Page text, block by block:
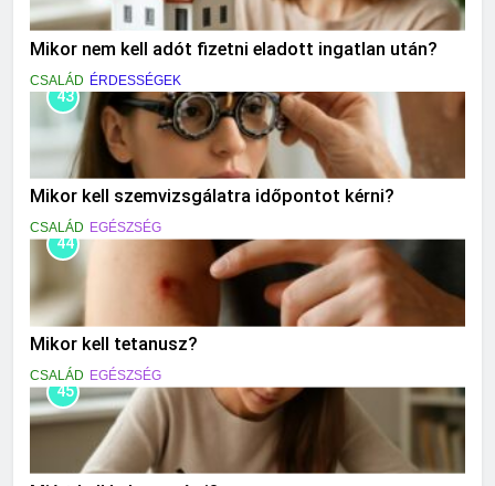
Mikor nem kell adót fizetni eladott ingatlan után?
CSALÁD ÉRDESSÉGEK
43
Mikor kell szemvizsgálatra időpontot kérni?
CSALÁD EGÉSZSÉG
44
Mikor kell tetanusz?
CSALÁD EGÉSZSÉG
45